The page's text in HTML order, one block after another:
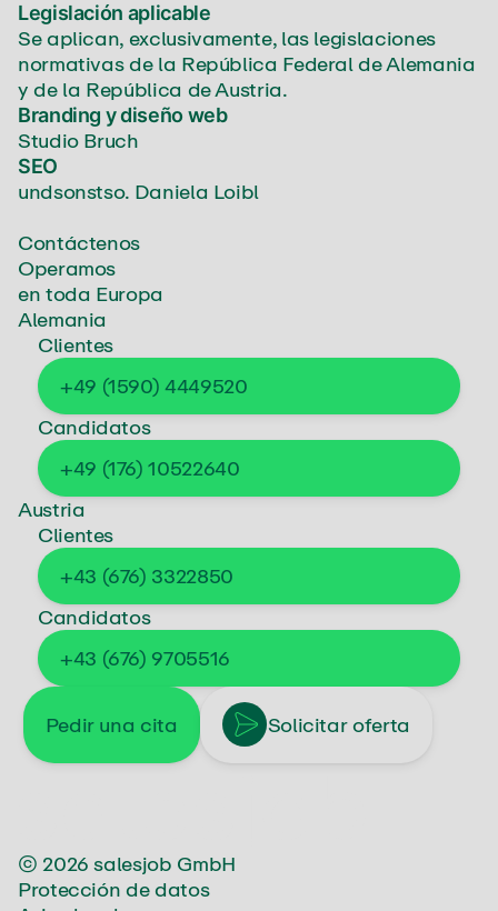
Legislación aplicable
Se aplican, exclusivamente, las legislaciones
normativas de la República Federal de Alemania
y de la República de Austria.
Branding y diseño web
Studio Bruch
SEO
undsonstso. Daniela Loibl
Contáctenos
Operamos
en toda Europa
Alemania
Clientes
+49 (1590) 4449520
Candidatos
+49 (176) 10522640
Austria
Clientes
+43 (676) 3322850
Candidatos
+43 (676) 9705516
Pedir una cita Solicitar oferta
© 2026 salesjob GmbH
Protección de datos